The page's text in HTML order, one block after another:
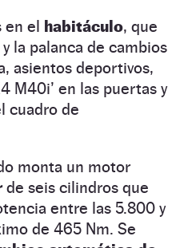
en el habitáculo, que
la palanca de cambios
asientos deportivos,
M40i’ en las puertas y
cuadro de
monta un motor
de seis cilindros que
entre las 5.800 y
de 465 Nm. Se